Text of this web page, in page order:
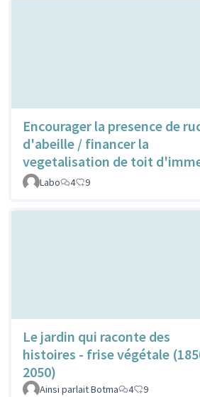
Encourager la presence de
d'abeille / financer la
vegetalisation de toit
Labo
4 9
Le jardin qui raconte des
histoires - frise végétale
2050)
Ainsi parlait Botma 4 9